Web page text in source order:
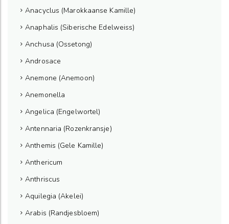
Anacyclus (Marokkaanse Kamille)
Anaphalis (Siberische Edelweiss)
Anchusa (Ossetong)
Androsace
Anemone (Anemoon)
Anemonella
Angelica (Engelwortel)
Antennaria (Rozenkransje)
Anthemis (Gele Kamille)
Anthericum
Anthriscus
Aquilegia (Akelei)
Arabis (Randjesbloem)